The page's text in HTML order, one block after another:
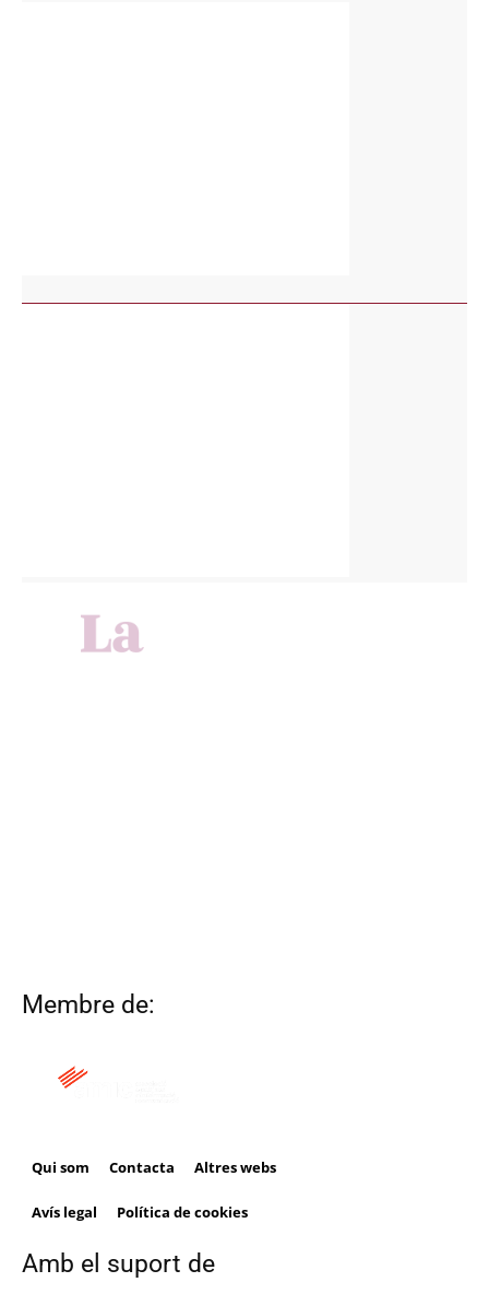
Membre de:
Qui som Contacta Altres webs
Avís legal Política de cookies
Amb el suport de